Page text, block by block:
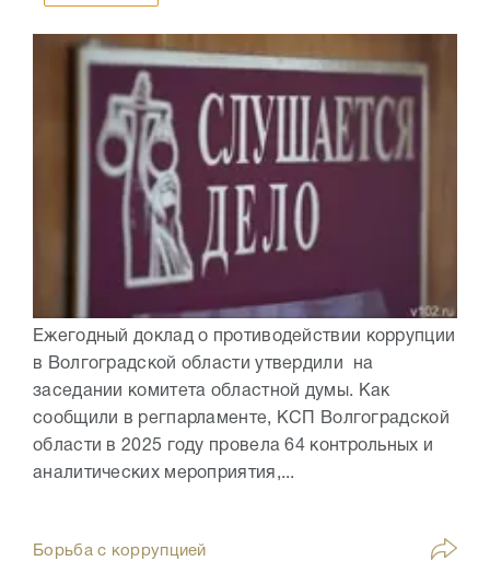
Ежегодный доклад о противодействии коррупции
в Волгоградской области утвердили на
заседании комитета областной думы. Как
сообщили в регпарламенте, КСП Волгоградской
области в 2025 году провела 64 контрольных и
аналитических мероприятия,...
Борьба с коррупцией